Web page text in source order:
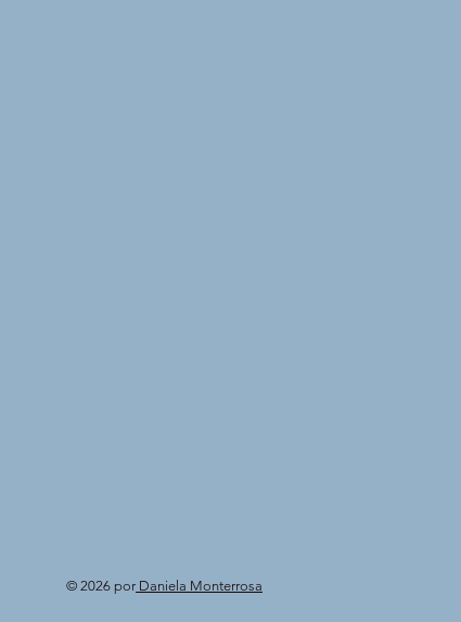
© 2026 por Daniela Monterrosa